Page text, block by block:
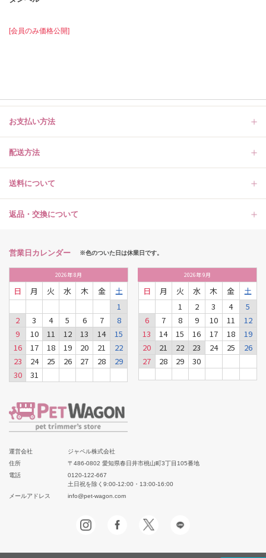
[会員のみ価格公開]
お支払い方法
配送方法
送料について
返品・交換について
営業日カレンダー ※色のついた日は休業日です。
2026年8月
日 月 火 水 木 金
土
1
2
3 4 5 6 7
8
9
10 11 12 13 14
15
16
17 18 19 20 21
22
23
24 25 26 27 28
29
30
31
2026年9月
日 月 火 水 木 金
土
1
2 3 4
5
6
7 8 9 10 11
12
13
14 15 16 17 18
19
20
21 22 23 24 25
26
27
28 29 30
運営会社
ジャペル株式会社
住所
〒486-0802 愛知県春日井市桃山町3丁目105番地
電話
0120-122-667
土日祝を除く9:00-12:00・13:00-16:00
メールアドレス
info@pet-wagon.com